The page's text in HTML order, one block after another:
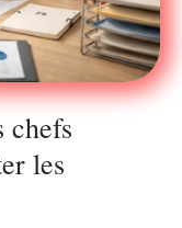
chefs
les